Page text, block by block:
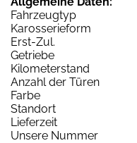
Fahrzeugtyp
Karosserieform
Erst-Zul.
Getriebe
Kilometerstand
Anzahl der Türen
Farbe
Standort
Lieferzeit
Unsere Nummer